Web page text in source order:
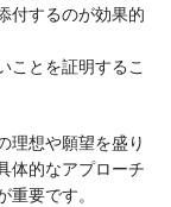
付するのが効果的
ことを証明するこ
理想や願望を盛り
体的なアプローチ
要です。